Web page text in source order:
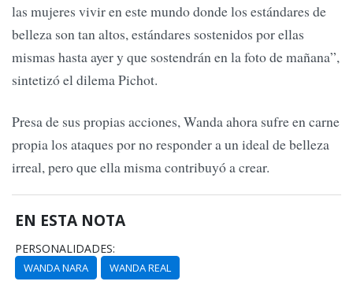
las mujeres vivir en este mundo donde los estándares de
belleza son tan altos, estándares sostenidos por ellas
mismas hasta ayer y que sostendrán en la foto de mañana”,
sintetizó el dilema Pichot.
Presa de sus propias acciones, Wanda ahora sufre en carne
propia los ataques por no responder a un ideal de belleza
irreal, pero que ella misma contribuyó a crear.
EN ESTA NOTA
PERSONALIDADES:
WANDA NARA WANDA REAL